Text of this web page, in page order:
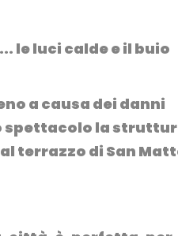
le luci calde e il buio
a causa dei danni
spettacolo la
terrazzo di San